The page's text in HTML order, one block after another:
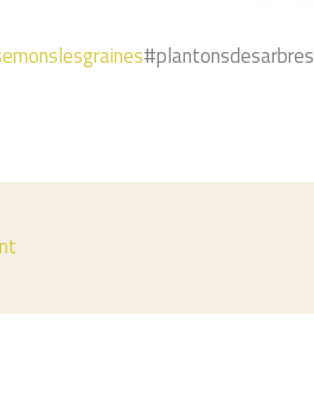
#plantonsdesarbres